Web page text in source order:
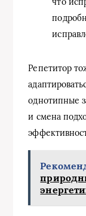
Репетитор
однотипные
и смена